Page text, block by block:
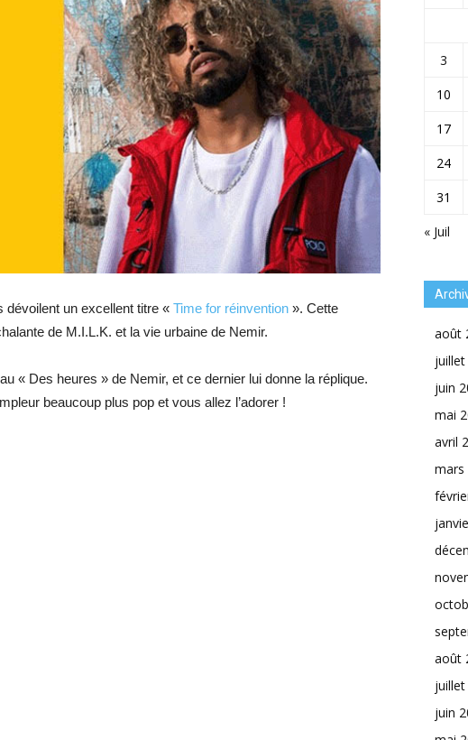
un excellent titre « Time for réinvention ». Cette
de M.I.L.K. et la vie urbaine de Nemir.
« Des heures » de Nemir, et ce dernier lui donne la réplique.
beaucoup plus pop et vous allez l’adorer !
« Juil
3
10
17
24
31
août
juin
mai
avril
mars
août
juin